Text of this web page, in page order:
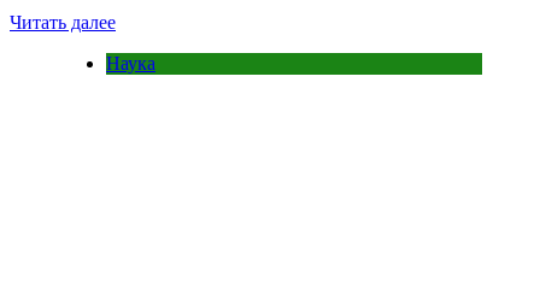
Читать далее
Наука